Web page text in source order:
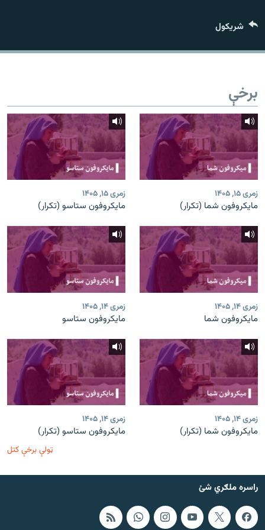
راسره ملګري شئ
د ازادې اروپا/ ازادي راډيو ټولې پاڼې
شريکول
برخې
زمری ۱۵, ۱۴۰۵
مایکروفون شما (تکرار)
زمری ۱۵, ۱۴۰۵
مایکروفون ستاسو (تکرار)
زمری ۱۴, ۱۴۰۵
مایکروفون شما
زمری ۱۴, ۱۴۰۵
مایکروفون ستاسو
زمری ۱۴, ۱۴۰۵
مایکروفون شما (تکرار)
زمری ۱۴, ۱۴۰۵
مایکروفون ستاسو (تکرار)
ټولې برخې کتل
راسره ملګري شئ